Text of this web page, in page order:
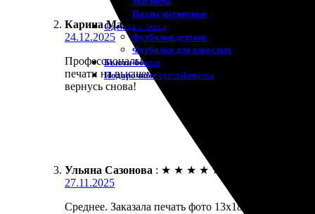
Пазлы магнитные
Одежда с Фото
Футболки детские
Футболки для взрослых
Бьюти-боксы
Подарочные сертификаты
Карина Малышева
24.12.2025
Профессионалы. Заказала печать фото 13х18 с
печати на высшем уровне, цвета яркие и
вернусь снова!
Ульяна Сазонова : ★ ★ ★ ★ ★
27.11.2025
Среднее. Заказала печать фото 13х18 с рамкой.